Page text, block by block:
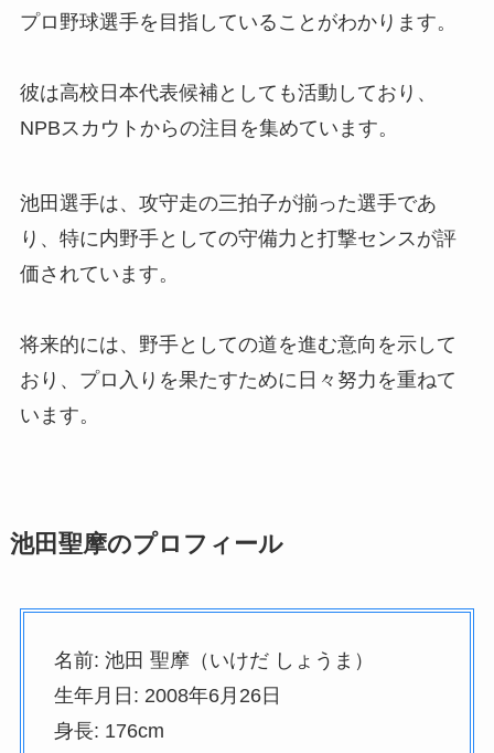
プロ野球選手を目指していることがわかります。
彼は高校日本代表候補としても活動しており、
NPBスカウトからの注目を集めています。
池田選手は、攻守走の三拍子が揃った選手であ
り、特に内野手としての守備力と打撃センスが評
価されています。
将来的には、野手としての道を進む意向を示して
おり、プロ入りを果たすために日々努力を重ねて
います。
池田聖摩のプロフィール
名前: 池田 聖摩（いけだ しょうま）
生年月日: 2008年6月26日
身長: 176cm